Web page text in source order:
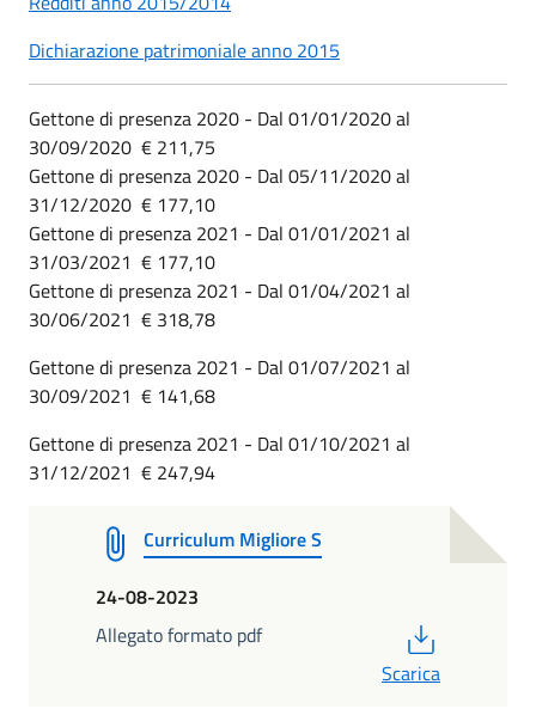
Dichiarazione patrimoniale anno 2015
Gettone di presenza 2020 - Dal 01/01/2020 al
30/09/2020 € 211,75
Gettone di presenza 2020 - Dal 05/11/2020 al
31/12/2020 € 177,10
Gettone di presenza 2021 - Dal 01/01/2021 al
31/03/2021 € 177,10
Gettone di presenza 2021 - Dal 01/04/2021 al
30/06/2021 € 318,78
Gettone di presenza 2021 - Dal 01/07/2021 al
30/09/2021 € 141,68
Gettone di presenza 2021 - Dal 01/10/2021 al
31/12/2021 € 247,94
Curriculum Migliore S
24-08-2023
Allegato formato pdf
Scarica